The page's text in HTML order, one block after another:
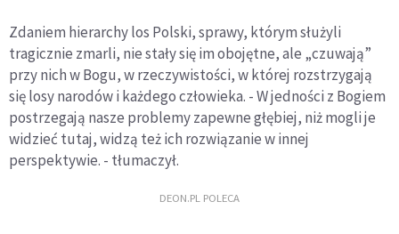
Zdaniem hierarchy los Polski, sprawy, którym służyli
tragicznie zmarli, nie stały się im obojętne, ale „czuwają”
przy nich w Bogu, w rzeczywistości, w której rozstrzygają
się losy narodów i każdego człowieka. - W jedności z Bogiem
postrzegają nasze problemy zapewne głębiej, niż mogli je
widzieć tutaj, widzą też ich rozwiązanie w innej
perspektywie. - tłumaczył.
DEON.PL POLECA